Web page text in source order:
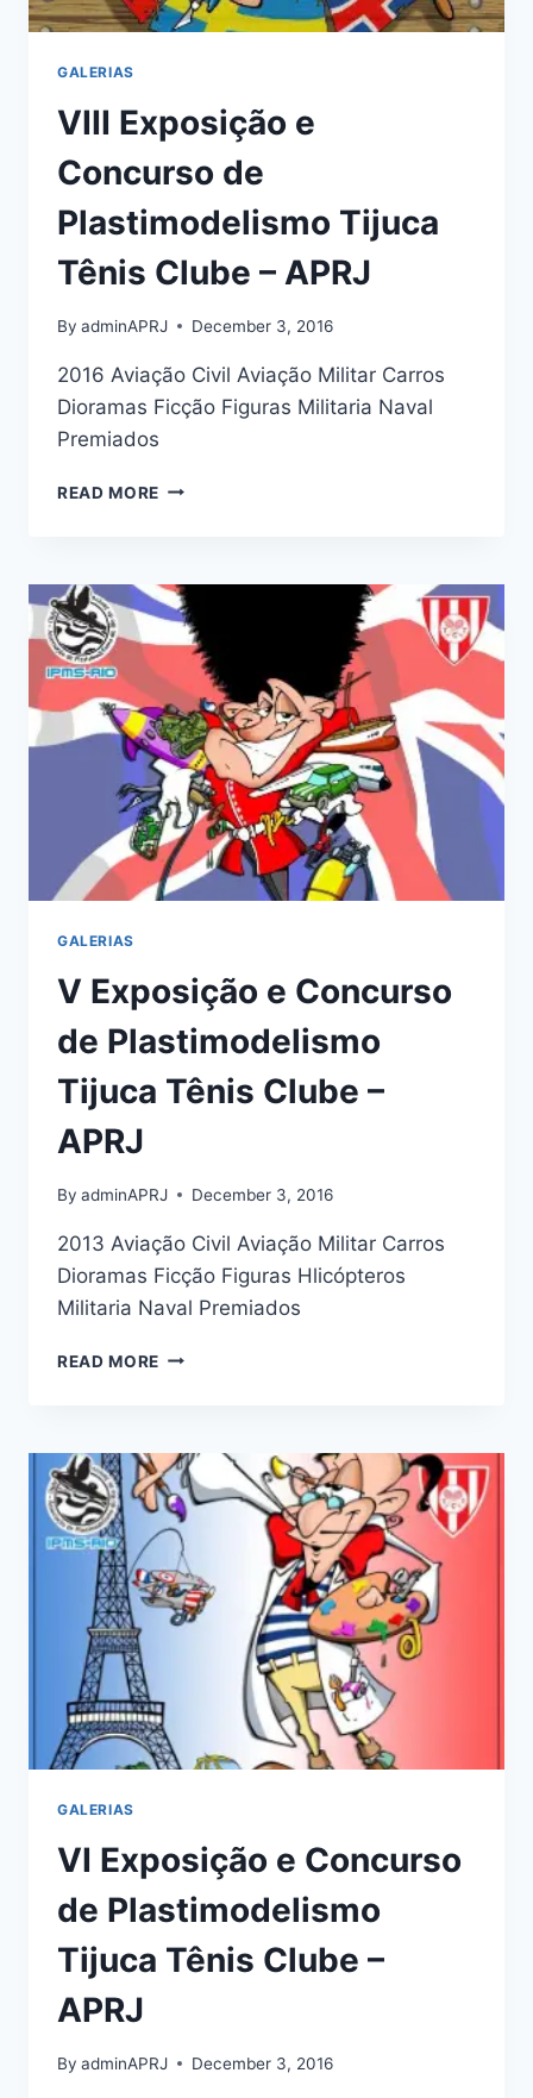
GALERIAS
VIII Exposição e
Concurso de
Plastimodelismo Tijuca
Tênis Clube – APRJ
By adminAPRJ December 3, 2016
2016 Aviação Civil Aviação Militar Carros
Dioramas Ficção Figuras Militaria Naval
Premiados
READ MORE VIII
DE
PLASTIMODELISMO
TIJUCA
TÊNIS
CLUBE
–
APRJ
GALERIAS
V Exposição e Concurso
de Plastimodelismo
Tijuca Tênis Clube –
APRJ
By adminAPRJ December 3, 2016
2013 Aviação Civil Aviação Militar Carros
Dioramas Ficção Figuras Hlicópteros
Militaria Naval Premiados
READ MORE V
DE
PLASTIMODELISMO
TIJUCA
TÊNIS
CLUBE
–
APRJ
GALERIAS
VI Exposição e Concurso
de Plastimodelismo
Tijuca Tênis Clube –
APRJ
By adminAPRJ December 3, 2016